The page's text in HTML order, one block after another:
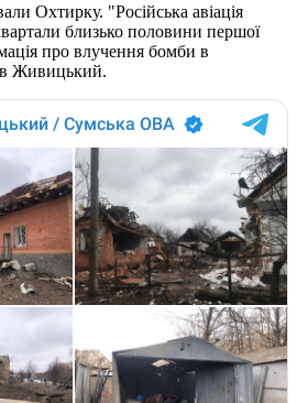
Охтирку. "Російська авіація
близько половини першої
про влучення бомби в
Живицький.